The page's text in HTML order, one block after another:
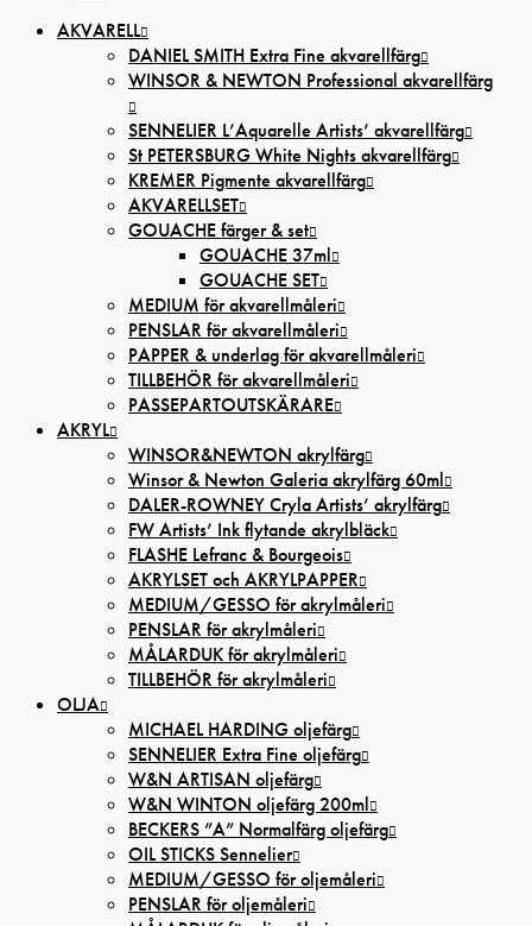
AKVARELL
DANIEL SMITH Extra Fine akvarellfärg
WINSOR & NEWTON Professional akvarellfärg
SENNELIER L’Aquarelle Artists’ akvarellfärg
St PETERSBURG White Nights akvarellfärg
KREMER Pigmente akvarellfärg
AKVARELLSET
GOUACHE färger & set
GOUACHE 37ml
GOUACHE SET
MEDIUM för akvarellmåleri
PENSLAR för akvarellmåleri
PAPPER & underlag för akvarellmåleri
TILLBEHÖR för akvarellmåleri
PASSEPARTOUTSKÄRARE
AKRYL
WINSOR&NEWTON akrylfärg
Winsor & Newton Galeria akrylfärg 60ml
DALER-ROWNEY Cryla Artists’ akrylfärg
FW Artists’ Ink flytande akrylbläck
FLASHE Lefranc & Bourgeois
AKRYLSET och AKRYLPAPPER
MEDIUM/GESSO för akrylmåleri
PENSLAR för akrylmåleri
MÅLARDUK för akrylmåleri
TILLBEHÖR för akrylmåleri
OLJA
MICHAEL HARDING oljefärg
SENNELIER Extra Fine oljefärg
W&N ARTISAN oljefärg
W&N WINTON oljefärg 200ml
BECKERS ”A” Normalfärg oljefärg
OIL STICKS Sennelier
MEDIUM/GESSO för oljemåleri
PENSLAR för oljemåleri